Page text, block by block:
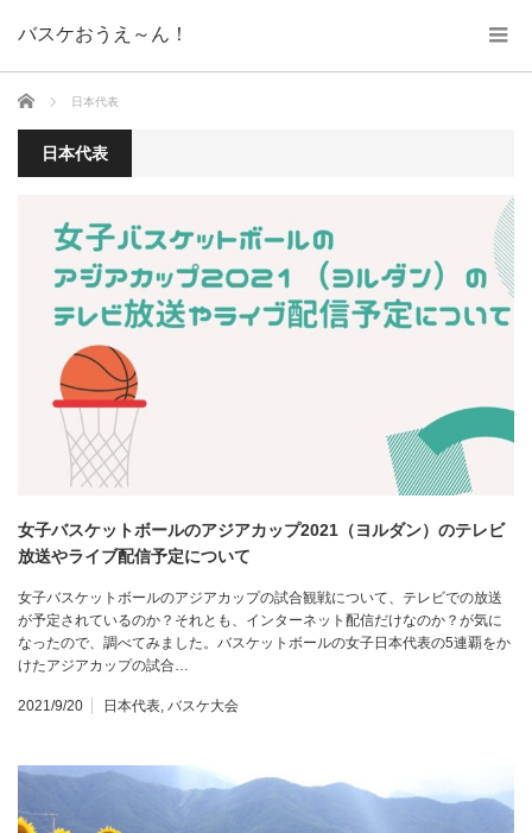
バスケおうえ～ん！
ホーム 日本代表
日本代表
女子バスケットボールのアジアカップ2021（ヨルダン）のテレビ
放送やライブ配信予定について
女子バスケットボールのアジアカップの試合観戦について、テレビでの放送
が予定されているのか？それとも、インターネット配信だけなのか？が気に
なったので、調べてみました。バスケットボールの女子日本代表の5連覇をか
けたアジアカップの試合…
2021/9/20 日本代表, バスケ大会